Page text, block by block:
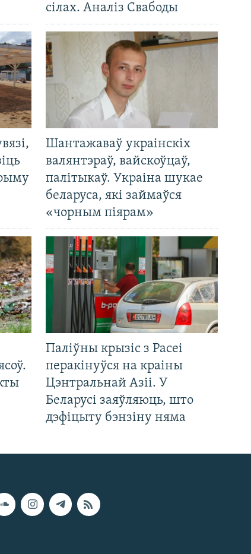
сілах. Аналіз Свабоды
Шантажаваў украінскіх
валянтэраў, вайскоўцаў,
палітыкаў. Украіна шукае
беларуса, які займаўся
«чорным піярам»
Паліўны крызіс з Расеі
перакінуўся на краіны
Цэнтральнай Азіі. У
Беларусі заяўляюць, што
дэфіцыту бэнзіну няма